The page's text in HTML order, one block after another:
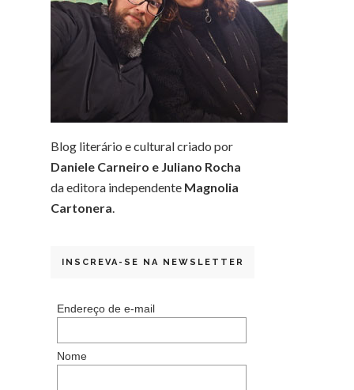
Blog literário e cultural criado por
Daniele Carneiro e Juliano Rocha
da editora independente Magnolia
Cartonera.
INSCREVA-SE NA NEWSLETTER
Endereço de e-mail
Nome